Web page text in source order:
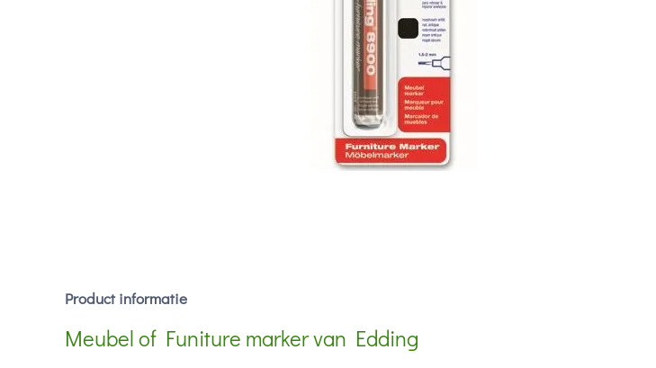
Product informatie
Meubel of Funiture marker van Edding